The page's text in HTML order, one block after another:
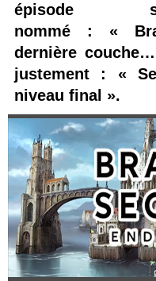
épisode
nommé : «
dernière
justement : «
niveau final ».